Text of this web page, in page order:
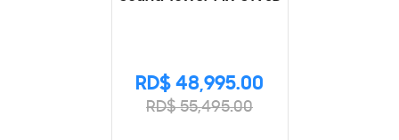
RD$ 48,995.00
RD$ 55,495.00